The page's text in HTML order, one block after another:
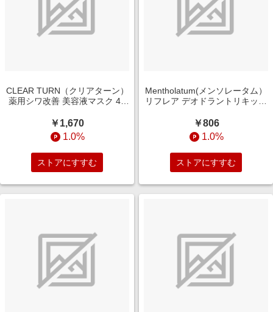
CLEAR TURN（クリアターン）
薬用シワ改善 美容液マスク 40
￥1,670
1.0%
ストアにすすむ
Mentholatum(メンソレータム）
リフレア デオドラントリキッド
(50mL)
￥806
1.0%
ストアにすすむ